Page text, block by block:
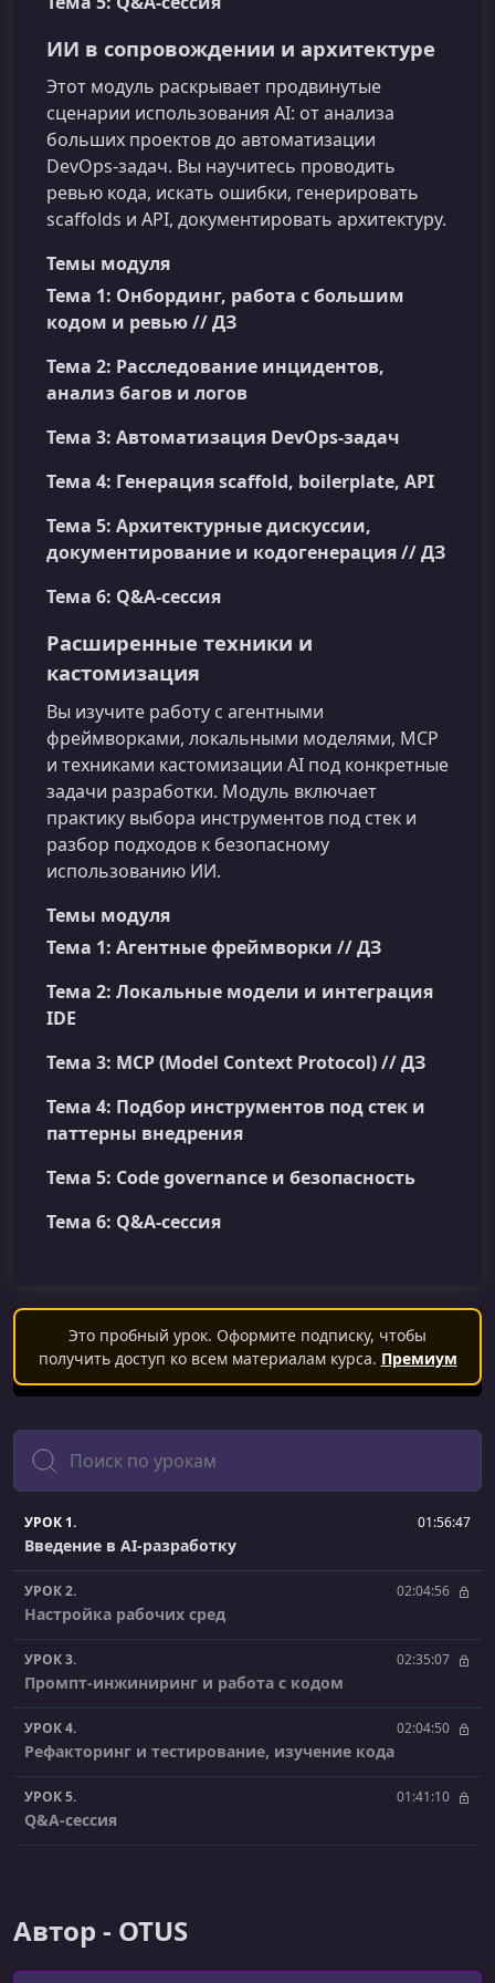
ИИ в сопровождении и архитектуре
Этот модуль раскрывает продвинутые
сценарии использования AI: от анализа
больших проектов до автоматизации
DevOps‑задач. Вы научитесь проводить
ревью кода, искать ошибки, генерировать
scaffolds и API, документировать архитектуру.
Темы модуля
Тема 1: Онбординг, работа с большим
кодом и ревью // ДЗ
Тема 2: Расследование инцидентов,
анализ багов и логов
Тема 3: Автоматизация DevOps-задач
Тема 4: Генерация scaffold, boilerplate, API
Тема 5: Архитектурные дискуссии,
документирование и кодогенерация // ДЗ
Тема 6: Q&A-сессия
Расширенные техники и
кастомизация
Вы изучите работу с агентными
фреймворками, локальными моделями, MCP
и техниками кастомизации AI под конкретные
задачи разработки. Модуль включает
практику выбора инструментов под стек и
разбор подходов к безопасному
использованию ИИ.
Темы модуля
Тема 1: Агентные фреймворки // ДЗ
Тема 2: Локальные модели и интеграция
IDE
Тема 3: MCP (Model Context Protocol) // ДЗ
Тема 4: Подбор инструментов под стек и
паттерны внедрения
Тема 5: Code governance и безопасность
Тема 6: Q&A-сессия
Это пробный урок. Оформите подписку, чтобы
получить доступ ко всем материалам курса. Премиум
Поиск
УРОК 1. 01:56:47
Введение в AI-разработку
УРОК 2. 02:04:56
Настройка рабочих сред
УРОК 3. 02:35:07
Промпт-инжиниринг и работа с кодом
УРОК 4. 02:04:50
Рефакторинг и тестирование, изучение кода
УРОК 5. 01:41:10
Q&A-сессия
УРОК 7.
Автор - OTUS